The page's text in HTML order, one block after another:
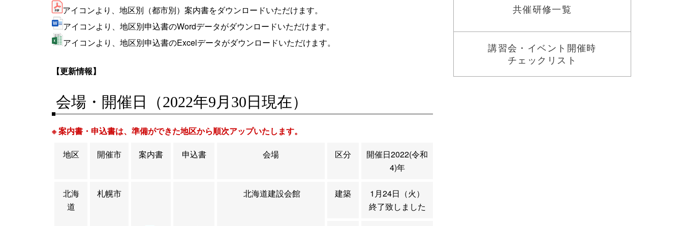
アイコンより、地区別（都市別）案内書をダウンロードいただけます。
アイコンより、地区別申込書のWordデータがダウンロードいただけます。
アイコンより、地区別申込書のExcelデータがダウンロードいただけます。
【更新情報】
会場・開催日（2022年9月30日現在）
※ 案内書・申込書は、準備ができた地区から順次アップいたします。
地区
開催市 案内書 申込書 会場 区分
開催日2022(令和
4)年
北海
道
札幌市 北海道建設会館 建築
1月24日（火）
終了致しました
共催研修一覧
講習会・イベント開催時
チェックリスト